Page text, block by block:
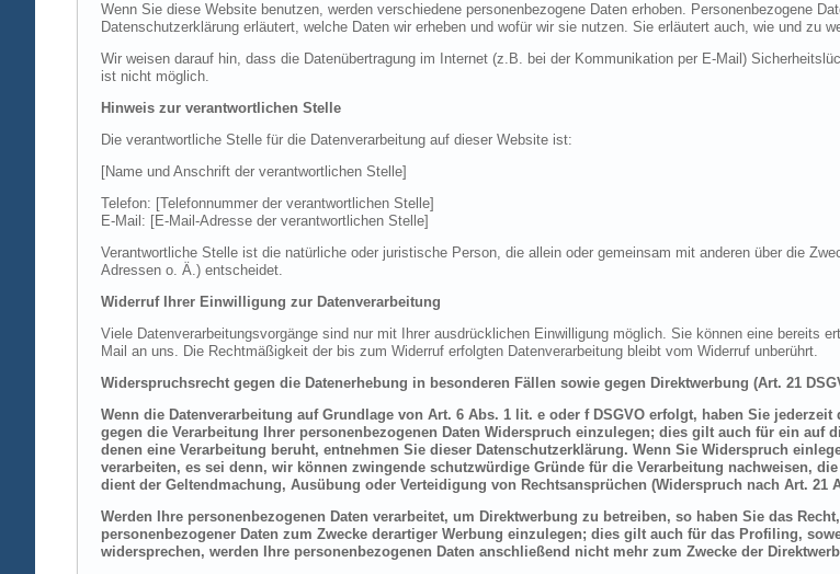
Wenn Sie diese Website benutzen, werden verschiedene personenbezogene Daten erhoben. Personenbezogene
Datenschutzerklärung erläutert, welche Daten wir erheben und wofür wir sie nutzen. Sie erläutert auch, wie und zu
Wir weisen darauf hin, dass die Datenübertragung im Internet (z.B. bei der Kommunikation per E-Mail)
ist nicht möglich.
Hinweis zur verantwortlichen Stelle
Die verantwortliche Stelle für die Datenverarbeitung auf dieser Website ist:
[Name und Anschrift der verantwortlichen Stelle]
Telefon: [Telefonnummer der verantwortlichen Stelle]
E-Mail: [E-Mail-Adresse der verantwortlichen Stelle]
Verantwortliche Stelle ist die natürliche oder juristische Person, die allein oder gemeinsam mit anderen über die
Adressen o. Ä.) entscheidet.
Widerruf Ihrer Einwilligung zur Datenverarbeitung
Viele Datenverarbeitungsvorgänge sind nur mit Ihrer ausdrücklichen Einwilligung möglich. Sie können eine bereits
Mail an uns. Die Rechtmäßigkeit der bis zum Widerruf erfolgten Datenverarbeitung bleibt vom Widerruf unberührt.
Widerspruchsrecht gegen die Datenerhebung in besonderen Fällen sowie gegen Direktwerbung (Art. 21
Wenn die Datenverarbeitung auf Grundlage von Art. 6 Abs. 1 lit. e oder f DSGVO erfolgt, haben Sie
gegen die Verarbeitung Ihrer personenbezogenen Daten Widerspruch einzulegen; dies gilt auch für ein
denen eine Verarbeitung beruht, entnehmen Sie dieser Datenschutzerklärung. Wenn Sie Widerspruch
verarbeiten, es sei denn, wir können zwingende schutzwürdige Gründe für die Verarbeitung nachweisen,
dient der Geltendmachung, Ausübung oder Verteidigung von Rechtsansprüchen (Widerspruch nach Art. 21
Werden Ihre personenbezogenen Daten verarbeitet, um Direktwerbung zu betreiben, so haben Sie das
personenbezogener Daten zum Zwecke derartiger Werbung einzulegen; dies gilt auch für das Profiling,
widersprechen, werden Ihre personenbezogenen Daten anschließend nicht mehr zum Zwecke der